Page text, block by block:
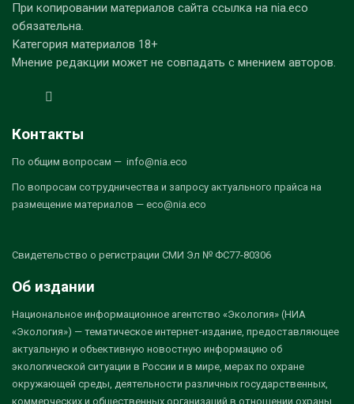
При копировании материалов сайта ссылка на nia.eco
обязательна.
Категория материалов 18+
Мнение редакции может не совпадать с мнением авторов.
Контакты
По общим вопросам — info@nia.eco
По вопросам сотрудничества и запросу актуального прайса на
размещение материалов — eco@nia.eco
Свидетельство о регистрации СМИ Эл № ФС77-80306
Об издании
Национальное информационное агентство «Экология» (НИА
«Экология») — тематическое интернет-издание, предоставляющее
актуальную и объективную новостную информацию об
экологической ситуации в России и в мире, мерах по охране
окружающей среды, деятельности различных государственных,
коммерческих и общественных организаций в отношении охраны